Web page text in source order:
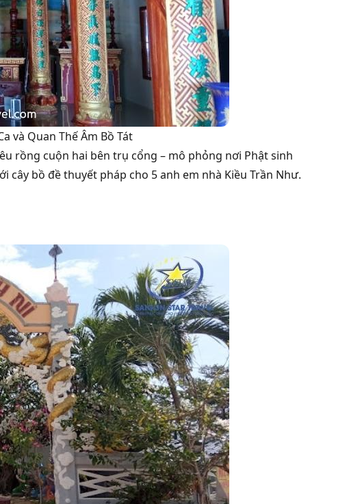
và Quan Thế Âm Bồ Tát
rồng cuộn hai bên trụ cổng – mô phỏng nơi Phật sinh
cây bồ đề thuyết pháp cho 5 anh em nhà Kiều Trần Như.